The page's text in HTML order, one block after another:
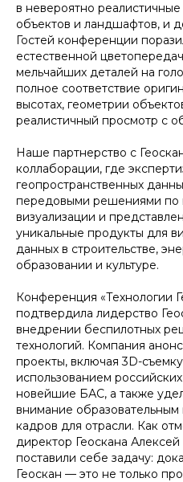
в невероятно
объектов и ландшафтов, и
Гостей конференции
естественной
мельчайших деталей на
полное соответствие
высотах, геометрии
реалистичный просмотр с
Наше партнерство с
коллаборации, где
геопространственных
передовыми решениями по
визуализации и
уникальные продукты для
данных в строительстве,
образовании и культуре.
Конференция «Технологии
подтвердила лидерство
внедрении беспилотных
технологий. Компания
проекты, включая 3D-
использованием
новейшие БАС, а также
внимание
кадров для отрасли. Как
директор Геоскана
поставили себе задачу:
Геоскан — это не только